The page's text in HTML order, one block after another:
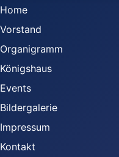
Home
Vorstand
Organigramm
Königshaus
Events
Bildergalerie
Impressum
Kontakt